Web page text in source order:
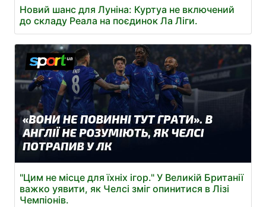
Новий шанс для Луніна: Куртуа не включений
до складу Реала на поєдинок Ла Ліги.
"Цим не місце для їхніх ігор." У Великій Британії
важко уявити, як Челсі зміг опинитися в Лізі
Чемпіонів.